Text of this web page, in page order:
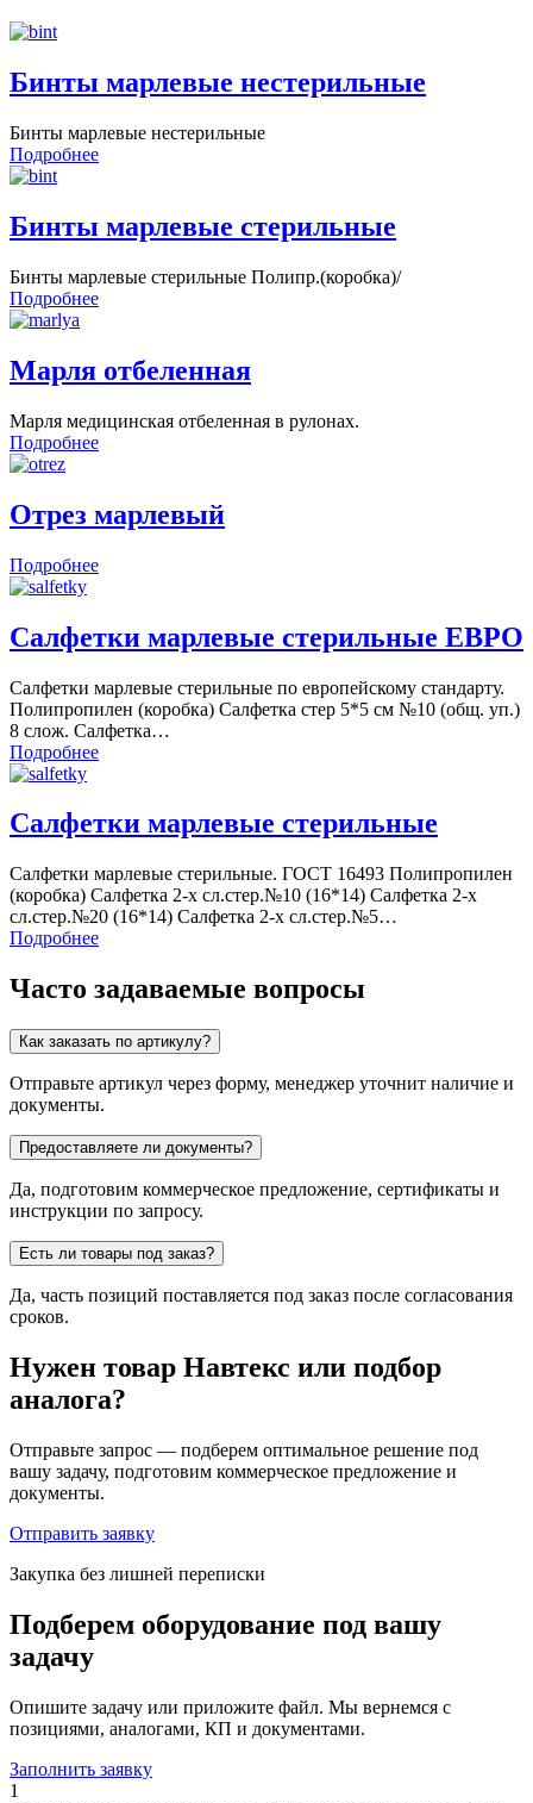
Бинты марлевые нестерильные
Бинты марлевые нестерильные
Подробнее
Бинты марлевые стерильные
Бинты марлевые стерильные Полипр.(коробка)/
Подробнее
Марля отбеленная
Марля медицинская отбеленная в рулонах.
Подробнее
Отрез марлевый
Подробнее
Салфетки марлевые стерильные ЕВРО
Салфетки марлевые стерильные по европейскому стандарту.
Полипропилен (коробка) Салфетка стер 5*5 см №10 (общ. уп.)
8 слож. Салфетка…
Подробнее
Салфетки марлевые стерильные
Салфетки марлевые стерильные. ГОСТ 16493 Полипропилен
(коробка) Салфетка 2-х сл.стер.№10 (16*14) Салфетка 2-х
сл.стер.№20 (16*14) Салфетка 2-х сл.стер.№5…
Подробнее
Часто задаваемые вопросы
Как заказать по артикулу?
Отправьте артикул через форму, менеджер уточнит наличие и
документы.
Предоставляете ли документы?
Да, подготовим коммерческое предложение, сертификаты и
инструкции по запросу.
Есть ли товары под заказ?
Да, часть позиций поставляется под заказ после согласования
сроков.
Нужен товар Навтекс или подбор
аналога?
Отправьте запрос — подберем оптимальное решение под
вашу задачу, подготовим коммерческое предложение и
документы.
Отправить заявку
Закупка без лишней переписки
Подберем оборудование под вашу
задачу
Опишите задачу или приложите файл. Мы вернемся с
позициями, аналогами, КП и документами.
Заполнить заявку
1